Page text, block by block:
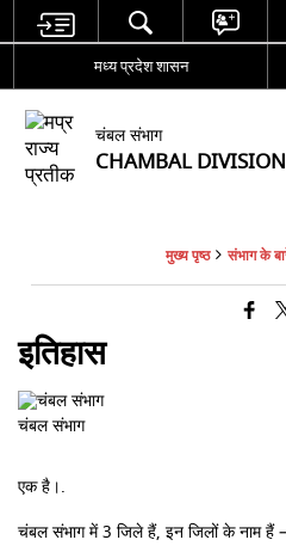
मध्य प्रदेश शासन
चंबल संभाग
CHAMBAL DIVISION
मुख्य पृष्ठ संभाग के
इतिहास
चंबल संभाग
एक है।.
चंबल संभाग में 3 जिले हैं, इन जिलों के नाम हैं